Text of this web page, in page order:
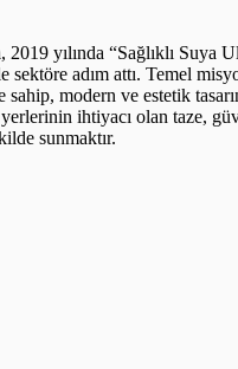
, 2019 yılında “Sağlıklı Suya
adım attı. Temel
modern ve estetik
yerlerinin ihtiyacı olan taze,
sunmaktır.